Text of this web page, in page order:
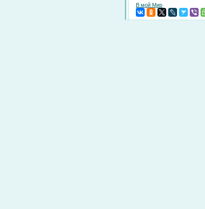
В мой Мир